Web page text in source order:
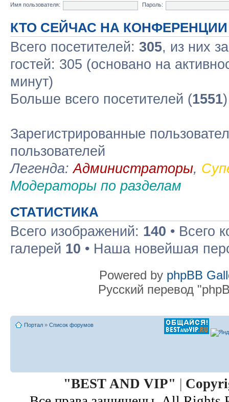
Имя пользователя:
Пароль:
КТО СЕЙЧАС НА КОНФЕРЕНЦИИ
Всего посетителей: 305, из них
гостей: 305 (основано на
минут)
Больше всего посетителей (1551
Зарегистрированные
пользователей
Легенда:Администраторы,
Модераторы по разделам
СТАТИСТИКА
Всего изображений: 140 • Всего
галерей 10 • Наша новейшая
Powered by phpBB
Русский перевод
Портал » Список форумов
"BEST AND VIP" |